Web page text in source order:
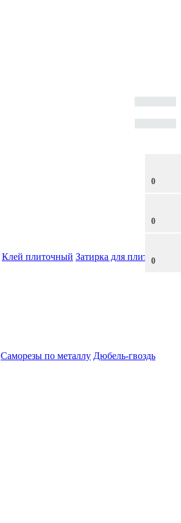
0
0
0
Клей плиточный Затирка для плитки
Саморезы по металлу Дюбель-гвоздь